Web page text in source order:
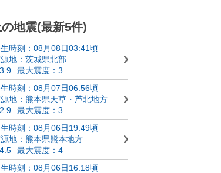
地震(最新5件)
時刻：08月08日03:41頃
地：茨城県北部
最大震度：3
時刻：08月07日06:56頃
地：熊本県天草・芦北地方
最大震度：3
時刻：08月06日19:49頃
地：熊本県熊本地方
最大震度：4
時刻：08月06日16:18頃